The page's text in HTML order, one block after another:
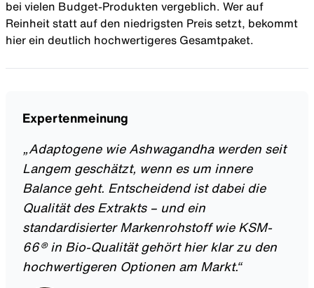
bei vielen Budget-Produkten vergeblich. Wer auf
Reinheit statt auf den niedrigsten Preis setzt, bekommt
hier ein deutlich hochwertigeres Gesamtpaket.
Expertenmeinung
Adaptogene wie Ashwagandha werden seit
Langem geschätzt, wenn es um innere
Balance geht. Entscheidend ist dabei die
Qualität des Extrakts – und ein
standardisierter Markenrohstoff wie KSM-
66® in Bio-Qualität gehört hier klar zu den
hochwertigeren Optionen am Markt.“